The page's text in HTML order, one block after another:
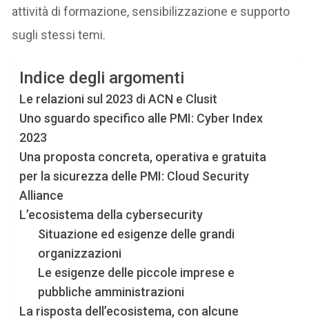
attività di formazione, sensibilizzazione e supporto
sugli stessi temi.
Indice degli argomenti
Le relazioni sul 2023 di ACN e Clusit
Uno sguardo specifico alle PMI: Cyber Index
2023
Una proposta concreta, operativa e gratuita
per la sicurezza delle PMI: Cloud Security
Alliance
L’ecosistema della cybersecurity
Situazione ed esigenze delle grandi
organizzazioni
Le esigenze delle piccole imprese e
pubbliche amministrazioni
La risposta dell’ecosistema, con alcune